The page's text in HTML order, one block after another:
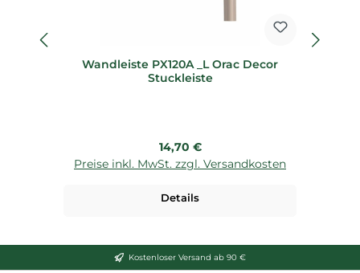
Wandleiste PX120A _L Orac Decor
Stuckleiste
Regulärer Preis:
14,70 €
Preise inkl. MwSt. zzgl. Versandkosten
Details
Kostenloser Versand ab 90 €